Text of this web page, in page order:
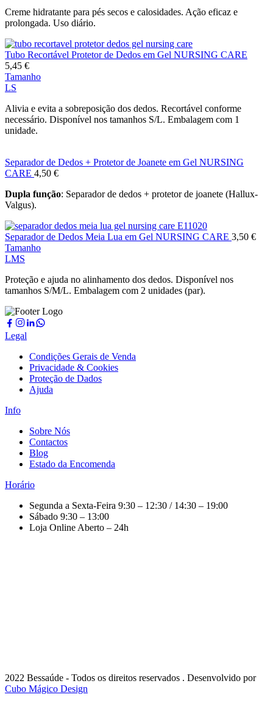
Creme hidratante para pés secos e calosidades. Ação eficaz e
prolongada. Uso diário.
Tubo Recortável Protetor de Dedos em Gel NURSING CARE
5,45 €
Tamanho
LS
Alivia e evita a sobreposição dos dedos. Recortável conforme
necessário. Disponível nos tamanhos S/L. Embalagem com 1
unidade.
Separador de Dedos + Protetor de Joanete em Gel NURSING
CARE 4,50 €
Dupla função: Separador de dedos + protetor de joanete (Hallux-
Valgus).
Separador de Dedos Meia Lua em Gel NURSING CARE 3,50 €
Tamanho
LMS
Proteção e ajuda no alinhamento dos dedos. Disponível nos
tamanhos S/M/L. Embalagem com 2 unidades (par).
Legal
Condições Gerais de Venda
Privacidade & Cookies
Proteção de Dados
Ajuda
Info
Sobre Nós
Contactos
Blog
Estado da Encomenda
Horário
Segunda a Sexta-Feira 9:30 – 12:30 / 14:30 – 19:00
Sábado 9:30 – 13:00
Loja Online Aberto – 24h
2022 Bessaúde - Todos os direitos reservados . Desenvolvido por
Cubo Mágico Design